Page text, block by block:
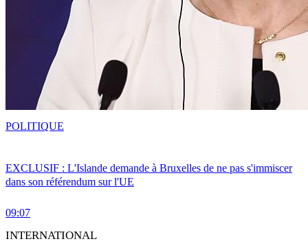
EXCLUSIF : L'Islande demande à Bruxelles de ne pas s'immiscer
dans son référendum sur l'UE
09:07
POLITIQUE
INTERNATIONAL